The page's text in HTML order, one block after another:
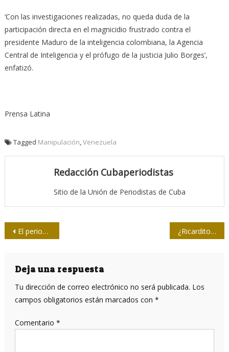
‘Con las investigaciones realizadas, no queda duda de la
participación directa en el magnicidio frustrado contra el
presidente Maduro de la inteligencia colombiana, la Agencia
Central de Inteligencia y el prófugo de la justicia Julio Borges’,
enfatizó.
Prensa Latina
Tagged Manipulación,Venezuela
Redacción Cubaperiodistas
Sitio de la Unión de Periodistas de Cuba
Navegación
entradas
El periodismo musical ¿Ricardito…? : ¡Ricardazo!
Deja una respuesta
Tu dirección de correo electrónico no será publicada. Los
campos obligatorios están marcados con *
Comentario *